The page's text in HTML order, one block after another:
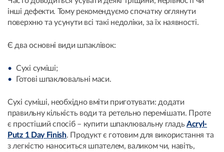
інші дефекти. Тому рекомендуємо спочатку оглянути
поверхню та усунути всі такі недоліки, за їх наявності.
Є два основні види шпаклівок:
Сухі суміші;
Готові шпаклювальні маси.
Сухі суміші, необхідно вміти приготувати: додати
правильну кількість води та ретельно перемішати. Проте
є простіший спосіб – купити шпаклювальну гладьAcryl-
Putz 1 Day Finish. Продукт є готовим для використання та
з легкістю наноситься шпателем, валиком чи, навіть,